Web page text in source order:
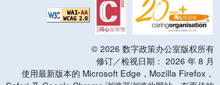
© 2026 数字政策办公室版权所有
修订／检视日期： 2026 年 8 月
使用最新版本的 Microsoft Edge，Mozilla Firefox，